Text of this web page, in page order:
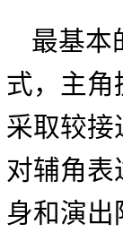
最基本
式，主角
采取较接
对辅角
身和演出